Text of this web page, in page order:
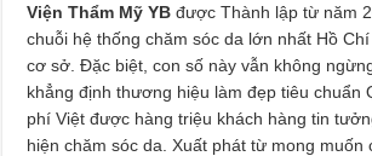
Viện Thẩm Mỹ YB được Thành lập từ năm
chuỗi hệ thống chăm sóc da lớn nhất Hồ
cơ sở. Đặc biệt, con số này vẫn không
khẳng định thương hiệu làm đẹp tiêu chuẩn
phí Việt được hàng triệu khách hàng tin
hiện chăm sóc da. Xuất phát từ mong muốn